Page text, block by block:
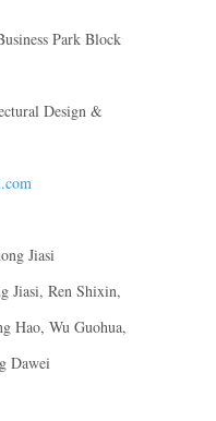
Park Block
Design &
Jiasi
Jiasi, Ren Shixin,
Hao, Wu Guohua,
Dawei